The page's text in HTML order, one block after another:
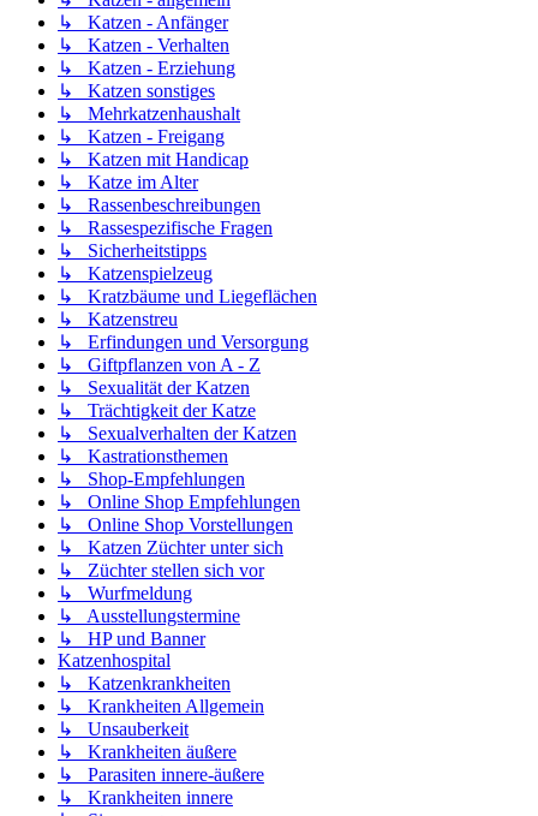
↳ Katzen - Anfänger
↳ Katzen - Verhalten
↳ Katzen - Erziehung
↳ Katzen sonstiges
↳ Mehrkatzenhaushalt
↳ Katzen - Freigang
↳ Katzen mit Handicap
↳ Katze im Alter
↳ Rassenbeschreibungen
↳ Rassespezifische Fragen
↳ Sicherheitstipps
↳ Katzenspielzeug
↳ Kratzbäume und Liegeflächen
↳ Katzenstreu
↳ Erfindungen und Versorgung
↳ Giftpflanzen von A - Z
↳ Sexualität der Katzen
↳ Trächtigkeit der Katze
↳ Sexualverhalten der Katzen
↳ Kastrationsthemen
↳ Shop-Empfehlungen
↳ Online Shop Empfehlungen
↳ Online Shop Vorstellungen
↳ Katzen Züchter unter sich
↳ Züchter stellen sich vor
↳ Wurfmeldung
↳ Ausstellungstermine
↳ HP und Banner
Katzenhospital
↳ Katzenkrankheiten
↳ Krankheiten Allgemein
↳ Unsauberkeit
↳ Krankheiten äußere
↳ Parasiten innere-äußere
↳ Krankheiten innere